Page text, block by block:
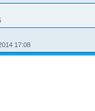
17:08